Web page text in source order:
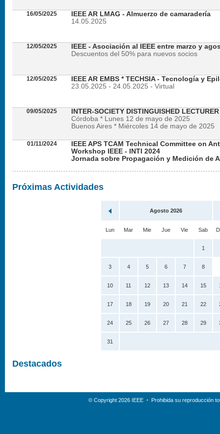
16/05/2025
IEEE AR LMAG - Almuerzo de camaradería
14.05.2025
12/05/2025
IEEE - Asociación al IEEE entre marzo y
Descuentos del 50% para nuevos socios
12/05/2025
IEEE AR EMBS * TECHSIA - Tecnología y
23.05.2025 - 24.05.2025 - Virtual
09/05/2025
INTER-SOCIETY DISTINGUISHED
Córdoba * Lunes 12 de mayo de 2025
Buenos Aires * Miércoles 14 de mayo de 2025
01/11/2024
IEEE APS TCAM Technical Committee on
Workshop IEEE - INTI 2024
Jornada sobre Propagación y Medición de
Próximas Actividades
Agosto 2026
Lun Mar Mie Jue Vie Sab
1
3 4 5 6 7 8
10 11 12 13 14 15
17 18 19 20 21 22
24 25 26 27 28 29
31
Destacados
© Copyright 2026 IEEE Prohibida su reproducción